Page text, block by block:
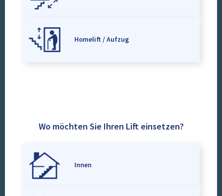
Homelift / Aufzug
Wo möchten Sie Ihren Lift einsetzen?
Innen